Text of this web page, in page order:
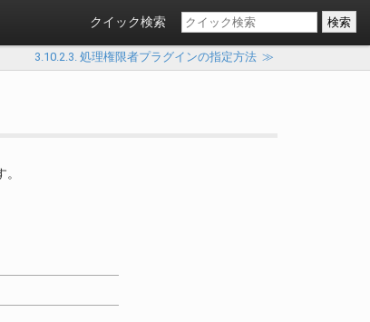
クイック検索
3.10.2.3. 処理権限者プラグインの指定方法≫